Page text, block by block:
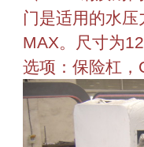
门是适用的水
MAX。尺寸为
选项：保险杠